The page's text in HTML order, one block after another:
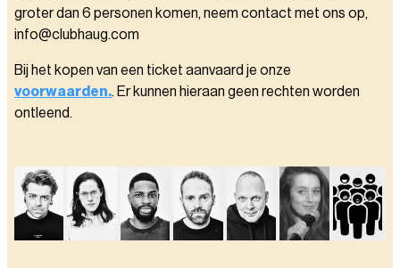
groter dan 6 personen komen, neem contact met ons op,
info@clubhaug.com
Bij het kopen van een ticket aanvaard je onze
voorwaarden.. Er kunnen hieraan geen rechten worden
ontleend.